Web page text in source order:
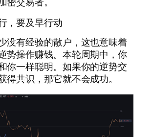
，要及早行动
没有经验的散户，这也意味着
势操作赚钱。本轮周期中，你
你一样聪明。如果你的逆势交
得共识，那它就不会成功。